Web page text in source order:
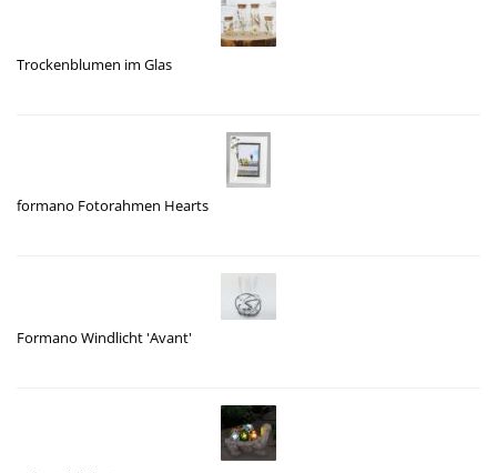
Trockenblumen im Glas
formano Fotorahmen Hearts
Formano Windlicht 'Avant'